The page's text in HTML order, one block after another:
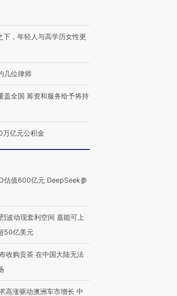
特别呈现】寻找100种
意思的生活方式·第三对
CFO：不靠规模取胜，华
下，年轻人与高学历女性更
几位律师
盖全国 筹资和服务给予将持
万亿元公积金
估值600亿元 DeepSeek参
波动现套利空间 嘉能可上
50亿美元
收购贡茶 在中国大陆无法
高涨驱动澳洲车市增长 中